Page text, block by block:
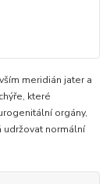
meridián jater a
které
orgány,
udržovat normální